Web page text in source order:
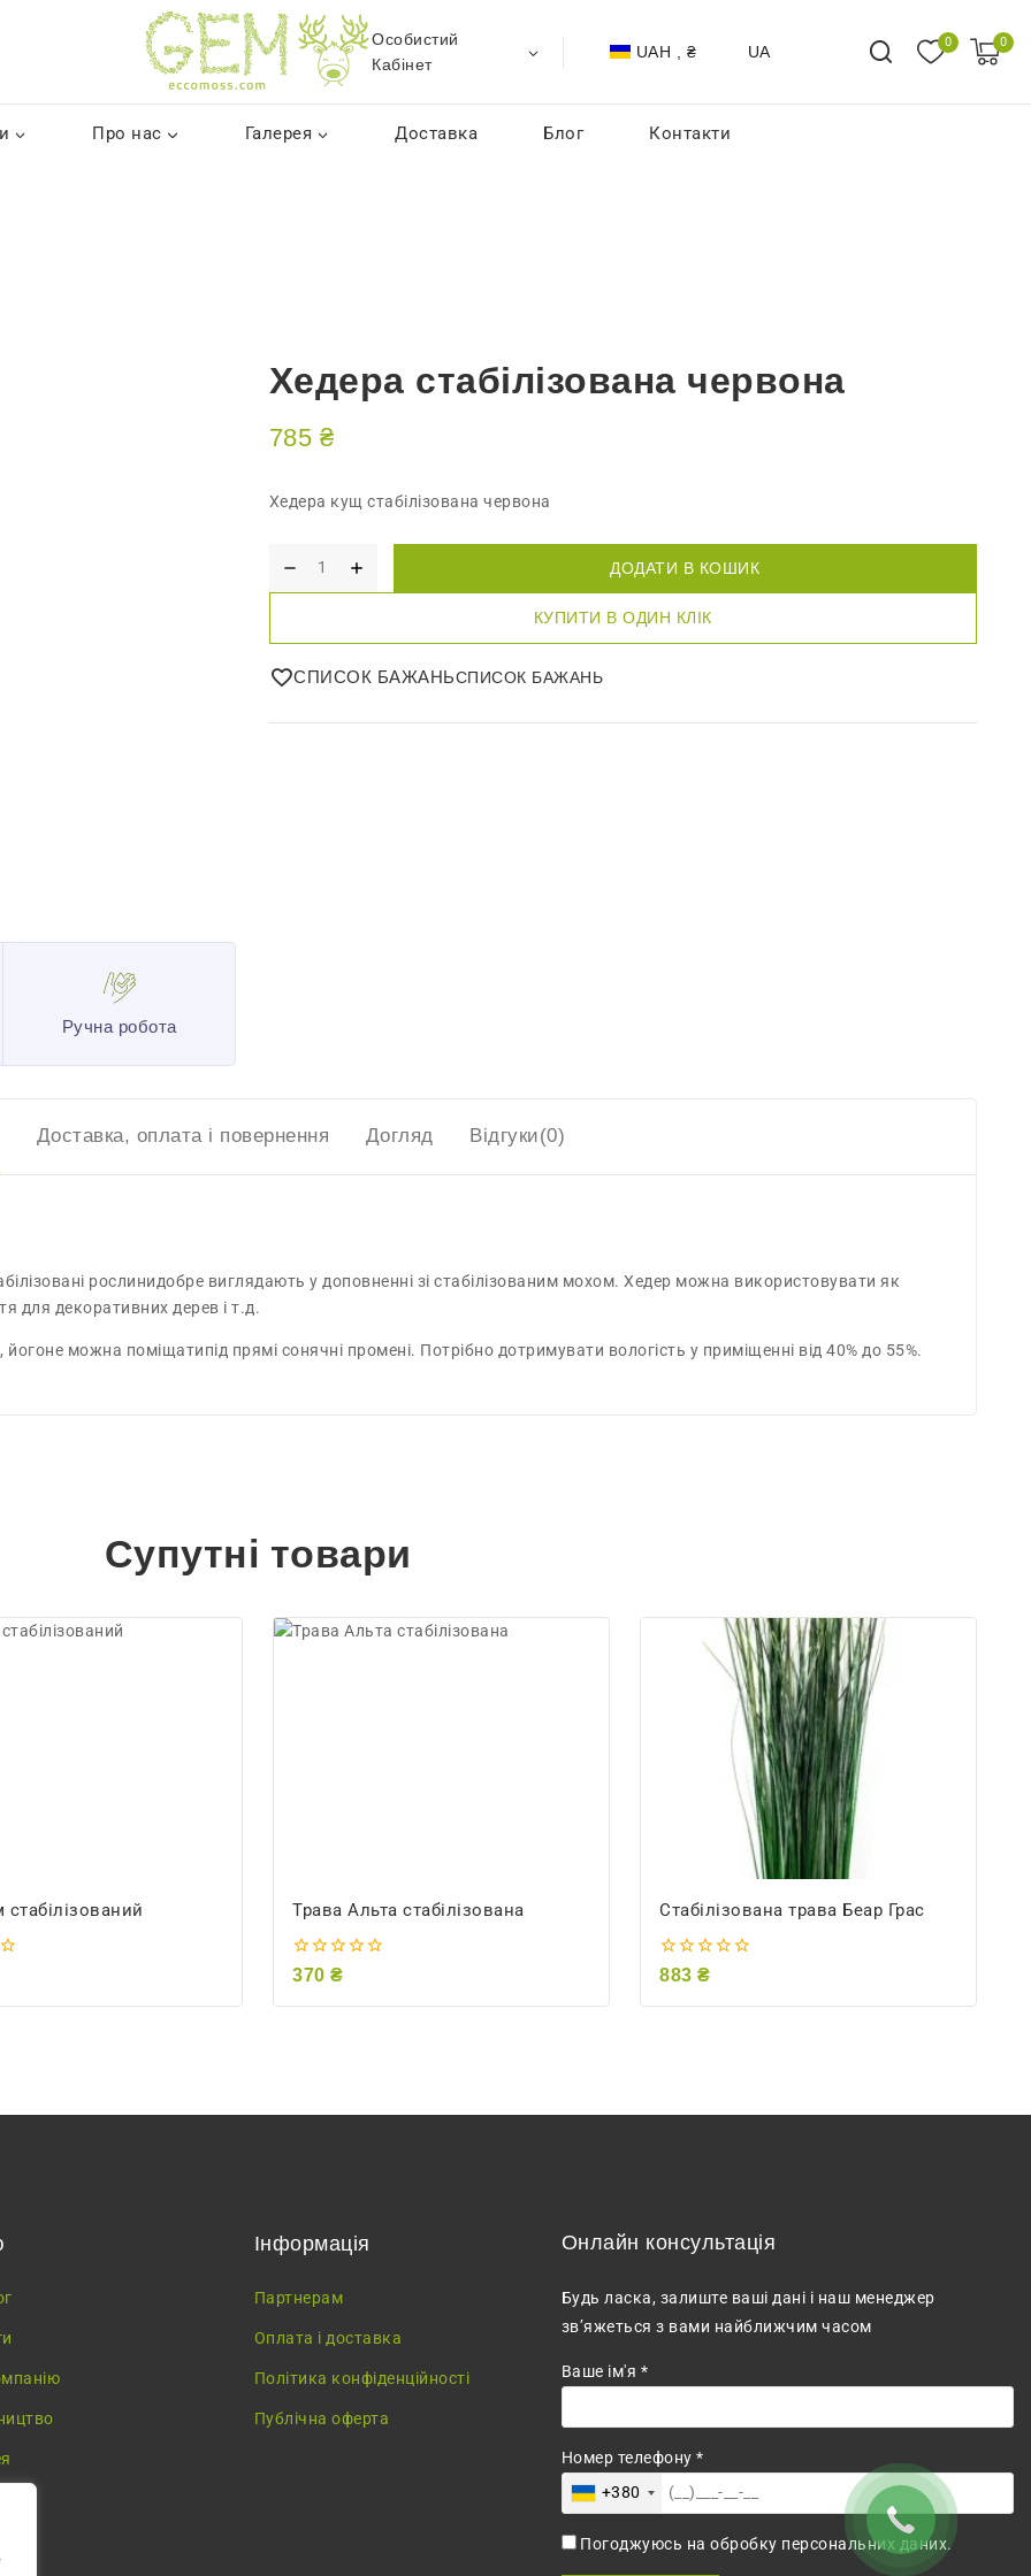
Особистий
Кабінет
UAH , ₴ UA 0 0
Про нас Галерея Доставка Блог Контакти
Ручна робота
Хедера стабілізована червона
785 ₴
Хедера кущ стабілізована червона
ДОДАТИ В КОШИК
КУПИТИ В ОДИН КЛІК
СПИСОК БАЖАНЬ
Доставка, оплата і повернення Догляд Відгуки(0)
рослинидобре виглядають у доповненні зі стабілізованим мохом. Хедер можна використовувати як
для декоративних дерев і т.д.
можна поміщатипід прямі сонячні промені. Потрібно дотримувати вологість у приміщенні від 40% до 55%.
Супутні товари
стабілізований Трава Альта стабілізована
0
of
370₴
Стабілізована трава Беар Грас
0
of
883₴
Інформація
Партнерам
Оплата і доставка
Політика конфіденційності
Публічна оферта
Онлайн консультація
Будь ласка, залиште ваші дані і наш менеджер
зв’яжеться з вами найближчим часом
Ваше ім'я *
Номер телефону *
+380
Погоджуюсь на обробку персональних даних.